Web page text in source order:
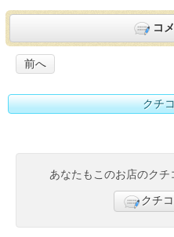
コ
前へ
クチ
あなたもこのお店のク
クチ